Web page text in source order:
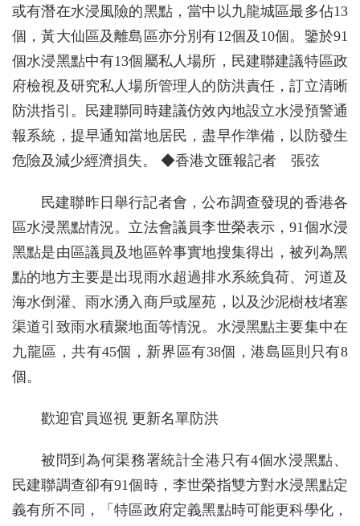
或有潛在水浸風險的黑點，當中以九龍城區最多佔13
個，黃大仙區及離島區亦分別有12個及10個。鑒於91
個水浸黑點中有13個屬私人場所，民建聯建議特區政
府檢視及研究私人場所管理人的防洪責任，訂立清晰
防洪指引。民建聯同時建議仿效內地設立水浸預警通
報系統，提早通知當地居民，盡早作準備，以防發生
危險及減少經濟損失。 ◆香港文匯報記者 張弦
民建聯昨日舉行記者會，公布調查發現的香港各
區水浸黑點情況。立法會議員李世榮表示，91個水浸
黑點是由區議員及地區幹事實地搜集得出，被列為黑
點的地方主要是出現雨水超過排水系統負荷、河道及
海水倒灌、雨水湧入商戶或屋苑，以及沙泥樹枝堵塞
渠道引致雨水積聚地面等情況。水浸黑點主要集中在
九龍區，共有45個，新界區有38個，港島區則只有8
個。
歡迎官員巡視 更新名單防洪
被問到為何渠務署統計全港只有4個水浸黑點、
民建聯調查卻有91個時，李世榮指雙方對水浸黑點定
義有所不同，「特區政府定義黑點時可能更科學化，